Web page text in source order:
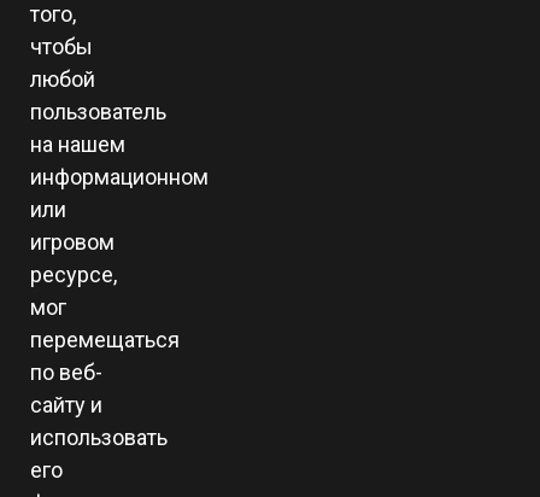
того,
чтобы
любой
пользователь
на нашем
информационном
или
игровом
ресурсе,
мог
перемещаться
по веб-
сайту и
использовать
его